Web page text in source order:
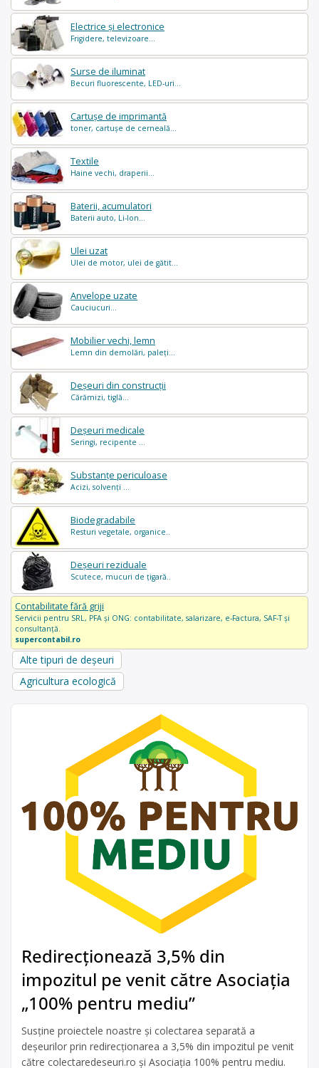
Electrice și electronice
Frigidere, televizoare...
Surse de iluminat
Becuri fluorescente, LED-uri...
Cartușe de imprimantă
toner, cartușe de cerneală...
Textile
Haine vechi, draperii...
Baterii, acumulatori
Baterii auto, Li-Ion...
Ulei uzat
Ulei de motor, ulei de gătit...
Anvelope uzate
Cauciucuri...
Mobilier vechi, lemn
Lemn din demolări, paleți...
Deșeuri din construcții
Cărămizi, tiglă...
Deșeuri medicale
Seringi, recipente ...
Substanțe periculoase
Acizi, solvenți ...
Biodegradabile
Resturi vegetale, organice..
Deșeuri reziduale
Scutece, mucuri de țigară..
Contabilitate fără griji
Servicii pentru SRL, PFA și ONG: contabilitate, salarizare, e-Factura, SAF-T și
consultanță.
supercontabil.ro
Alte tipuri de deșeuri
Agricultura ecologică
Redirecționează 3,5% din
impozitul pe venit către Asociația
„100% pentru mediu”
Susține proiectele noastre și colectarea separată a
deșeurilor prin redirecționarea a 3,5% din impozitul pe venit
către colectaredeseuri.ro și Asociația 100% pentru mediu.